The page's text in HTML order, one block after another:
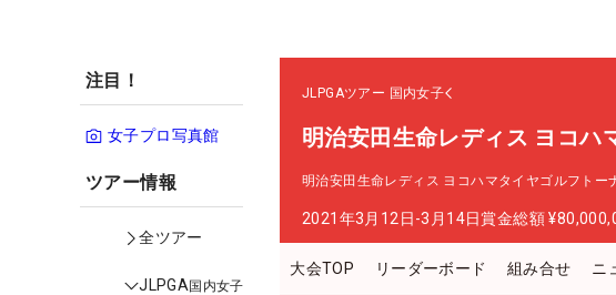
注目！
女子プロ写真館
ツアー情報
全ツアー
JLPGA国内女子
JLPGAツアー 国内女子
明治安田生命レディス ヨコハ
明治安田生命レディス ヨコハマタイヤゴルフトー
2021年3月12日-3月14日賞金総額
大会TOP リーダーボード 組み合せ ニ